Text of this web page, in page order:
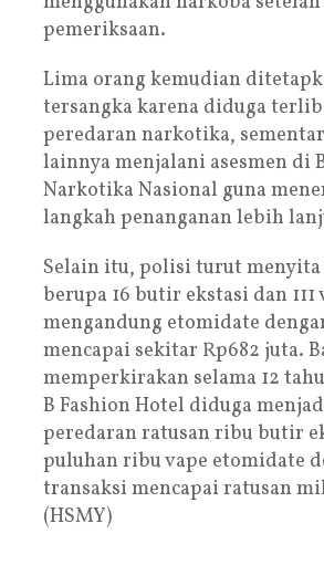
pemeriksaan.
Lima orang kemudian
tersangka karena diduga
peredaran narkotika,
lainnya menjalani asesmen di
Narkotika Nasional guna
langkah penanganan lebih
Selain itu, polisi turut
berupa 16 butir ekstasi dan 111
mengandung etomidate
mencapai sekitar Rp682 juta.
memperkirakan selama 12
B Fashion Hotel diduga
peredaran ratusan ribu butir
puluhan ribu vape etomidate
transaksi mencapai ratusan
(HSMY)